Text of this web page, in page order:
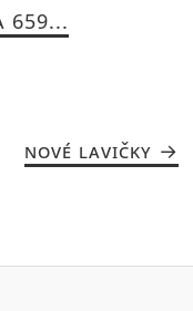
659...
NOVÉ LAVIČKY